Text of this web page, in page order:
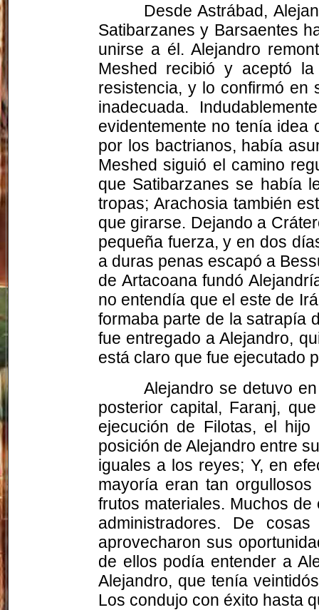
DesdeAstrábad,
Satibarzanes y Barsaentes
unirse a él. Alejandro
Meshed recibió y aceptó
resistencia, y lo confirmó
inadecuada.
evidentemente no tenía idea
por los bactrianos, había
Meshed siguió el camino
que Satibarzanes se había
tropas;Arachosia también
que girarse. Dejando a
pequeña fuerza, y en dos
a duras penas escapó a
de Artacoanafundó
no entendía que el este de
formaba parte de la satrapía
fue entregado a Alejandro,
está claro que fue ejecutado
Alejandro se detuvo
posterior capital, Faranj,
ejecución de Filotas, el
posición de Alejandro entre
iguales a los reyes; Y, en
mayoría eran tan
frutos materiales. Muchos
administradores. De
aprovecharon sus
de ellos podía entender a
Alejandro, que tenía
Los condujo con éxito hasta